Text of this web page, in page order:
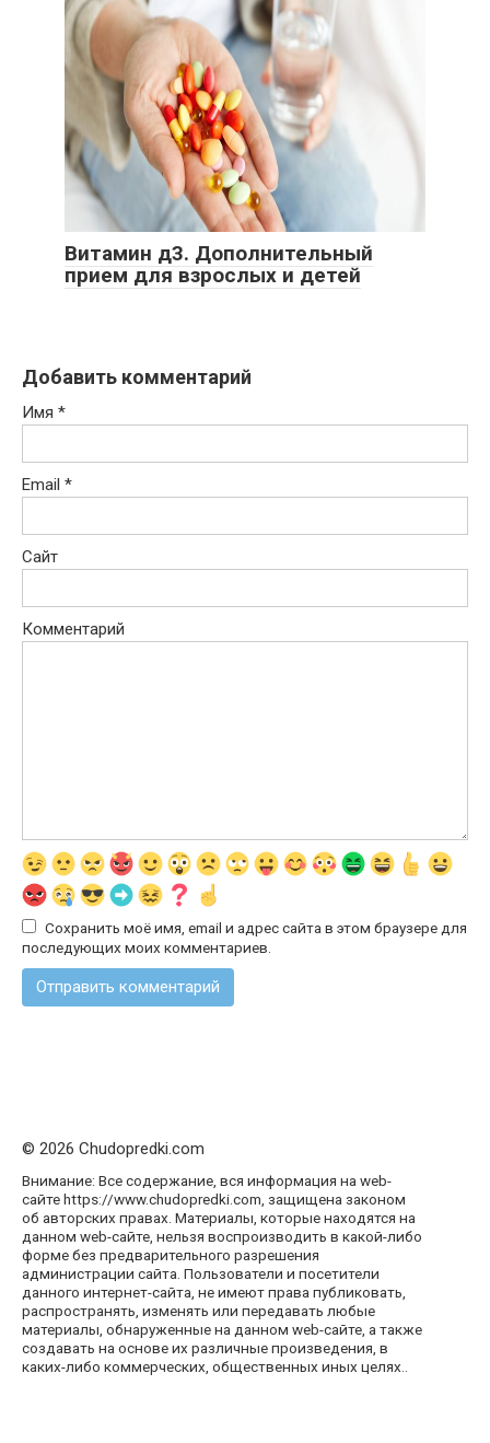
Витамин д3. Дополнительный
прием для взрослых и детей
Добавить комментарий
Имя *
Email *
Сайт
Комментарий
Сохранить моё имя, email и адрес сайта в этом браузере для
последующих моих комментариев.
© 2026 Chudopredki.com
Внимание: Все содержание, вся информация на web-
сайте https://www.chudopredki.com, защищена законом
об авторских правах. Материалы, которые находятся на
данном web-сайте, нельзя воспроизводить в какой-либо
форме без предварительного разрешения
администрации сайта. Пользователи и посетители
данного интернет-сайта, не имеют права публиковать,
распространять, изменять или передавать любые
материалы, обнаруженные на данном web-сайте, а также
создавать на основе их различные произведения, в
каких-либо коммерческих, общественных иных целях..